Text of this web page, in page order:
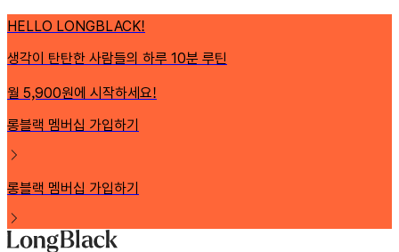
HELLO LONGBLACK!
생각이 탄탄한 사람들의 하루 10분 루틴
월 5,900원에 시작하세요!
롱블랙 멤버십 가입하기
롱블랙 멤버십 가입하기